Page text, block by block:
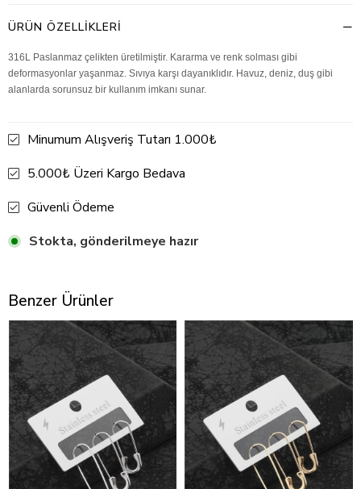
ÜRÜN ÖZELLIKLERI
316L Paslanmaz çelikten üretilmiştir. Kararma ve renk solması gibi
deformasyonlar yaşanmaz. Sıvıya karşı dayanıklıdır. Havuz, deniz, duş gibi
alanlarda sorunsuz bir kullanım imkanı sunar.
Minumum Alışveriş Tutarı 1.000₺
5.000₺ Üzeri Kargo Bedava
Güvenli Ödeme
Stokta, gönderilmeye hazır
Benzer Ürünler